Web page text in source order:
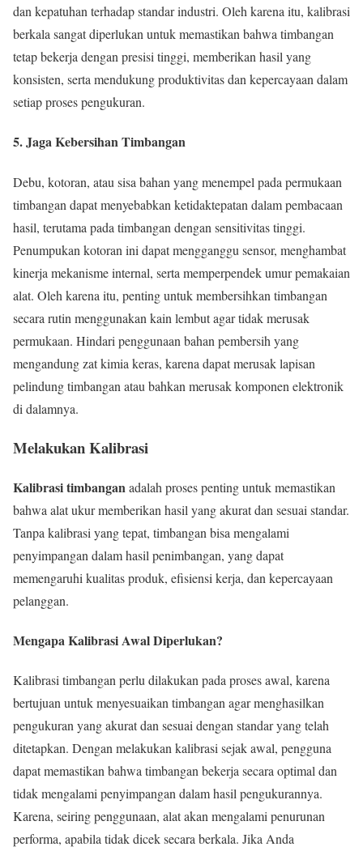
dan kepatuhan terhadap standar industri. Oleh karena itu, kalibrasi
berkala sangat diperlukan untuk memastikan bahwa timbangan
tetap bekerja dengan presisi tinggi, memberikan hasil yang
konsisten, serta mendukung produktivitas dan kepercayaan dalam
setiap proses pengukuran.
5. Jaga Kebersihan Timbangan
Debu, kotoran, atau sisa bahan yang menempel pada permukaan
timbangan dapat menyebabkan ketidaktepatan dalam pembacaan
hasil, terutama pada timbangan dengan sensitivitas tinggi.
Penumpukan kotoran ini dapat mengganggu sensor, menghambat
kinerja mekanisme internal, serta memperpendek umur pemakaian
alat. Oleh karena itu, penting untuk membersihkan timbangan
secara rutin menggunakan kain lembut agar tidak merusak
permukaan. Hindari penggunaan bahan pembersih yang
mengandung zat kimia keras, karena dapat merusak lapisan
pelindung timbangan atau bahkan merusak komponen elektronik
di dalamnya.
Melakukan Kalibrasi
Kalibrasi timbanganadalah proses penting untuk memastikan
bahwa alat ukur memberikan hasil yang akurat dan sesuai standar.
Tanpa kalibrasi yang tepat, timbangan bisa mengalami
penyimpangan dalam hasil penimbangan, yang dapat
memengaruhi kualitas produk, efisiensi kerja, dan kepercayaan
pelanggan.
Mengapa Kalibrasi Awal Diperlukan?
Kalibrasi timbangan perlu dilakukan pada proses awal, karena
bertujuan untuk menyesuaikan timbangan agar menghasilkan
pengukuran yang akurat dan sesuai dengan standar yang telah
ditetapkan. Dengan melakukan kalibrasi sejak awal, pengguna
dapat memastikan bahwa timbangan bekerja secara optimal dan
tidak mengalami penyimpangan dalam hasil pengukurannya.
Karena, seiring penggunaan, alat akan mengalami penurunan
performa, apabila tidak dicek secara berkala. Jika Anda